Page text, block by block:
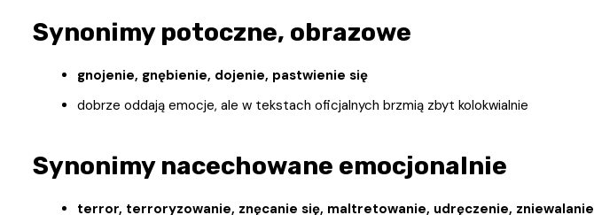
Synonimy potoczne, obrazowe
gnojenie, gnębienie, dojenie, pastwienie się
dobrze oddają emocje, ale w tekstach oficjalnych brzmią zbyt kolokwialnie
Synonimy nacechowane emocjonalnie
terror, terroryzowanie, znęcanie się, maltretowanie, udręczenie, zniewalanie